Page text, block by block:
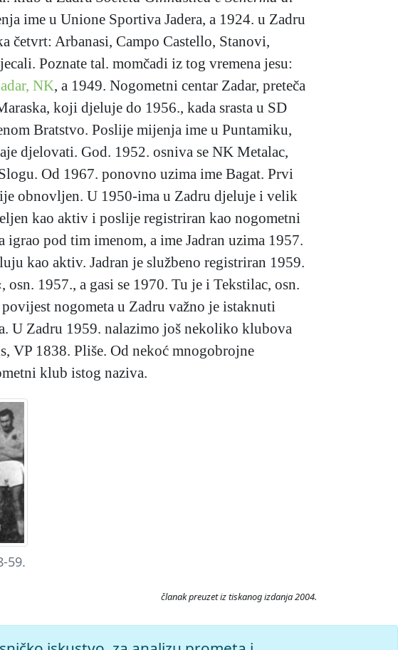
ime u Unione Sportiva Jadera, a 1924. u Zadru
četvrt: Arbanasi, Campo Castello, Stanovi,
Poznate tal. momčadi iz tog vremena jesu:
NK, a 1949. Nogometni centar Zadar, preteča
koji djeluje do 1956., kada srasta u SD
Bratstvo. Poslije mijenja ime u Puntamiku,
djelovati. God. 1952. osniva se NK Metalac,
Od 1967. ponovno uzima ime Bagat. Prvi
obnovljen. U 1950-ima u Zadru djeluje i velik
kao aktiv i poslije registriran kao nogometni
pod tim imenom, a ime Jadran uzima 1957.
kao aktiv. Jadran je službeno registriran 1959.
1957., a gasi se 1970. Tu je i Tekstilac, osn.
nogometa u Zadru važno je istaknuti
U Zadru 1959. nalazimo još nekoliko klubova
VP 1838. Pliše. Od nekoć mnogobrojne
klub istog naziva.
59.
članak preuzet iz tiskanog izdanja 2004.
Pristupljeno 6.8.2026.